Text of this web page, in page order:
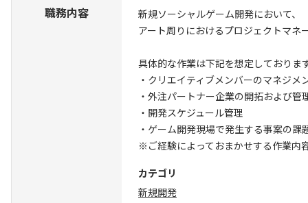
職務内容
新規ソーシャルゲーム開発において、
アート周りにおけるプロジェクトマネ
具体的な作業は下記を想定しておりま
・クリエイティブメンバーのマネジメ
・外注パートナー企業の開拓および管
・開発スケジュール管理
・ゲーム開発現場で発生する事案の
※ご経験によっておまかせする作業内
カテゴリ
新規開発